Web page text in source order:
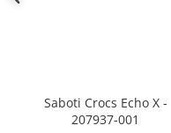
Saboti Crocs Echo X -
207937-001